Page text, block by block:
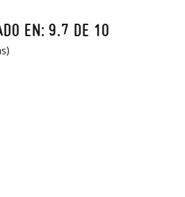
EN: 9.7 DE 10